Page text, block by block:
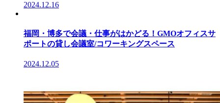
2024.12.16
福岡・博多で会議・仕事がはかどる！GMOオフィスサ
ポートの貸し会議室/コワーキングスペース
2024.12.05